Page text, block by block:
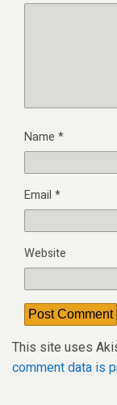
Name *
Email *
Website
This site uses
comment data is